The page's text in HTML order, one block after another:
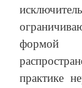
формой
практике